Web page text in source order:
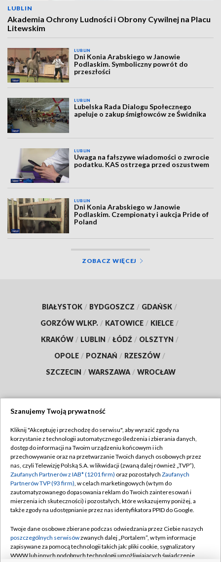
LUBLIN
Akademia Ochrony Ludności i Obrony Cywilnej na Placu
Litewskim
LUBLIN
Dni Konia Arabskiego w Janowie
Podlaskim. Symboliczny powrót do
przeszłości
LUBLIN
Lubelska Rada Dialogu Społecznego
apeluje o zakup śmigłowców ze Świdnika
LUBLIN
Uwaga na fałszywe wiadomości o zwrocie
podatku. KAS ostrzega przed oszustwem
LUBLIN
Dni Konia Arabskiego w Janowie
Podlaskim. Czempionaty i aukcja Pride of
Poland
ZOBACZ WIĘCEJ
BIAŁYSTOK / BYDGOSZCZ / GDAŃSK /
GORZÓW WLKP. / KATOWICE / KIELCE /
KRAKÓW / LUBLIN / ŁÓDŹ / OLSZTYN /
OPOLE / POZNAŃ / RZESZÓW /
SZCZECIN / WARSZAWA / WROCŁAW
TVP
Abonament TVP
Emisja w TVP
Centrum informacji TVP
Naziemna Telewizja Cyfrowa
Rada Programowa
System NOS
Regulamin TVP
Polityka prywatności
Moje zgody
Pomoc
Kontakt
Szanujemy Twoją prywatność
Kliknij "Akceptuję i przechodzę do serwisu", aby wyrazić zgody na
korzystanie z technologii automatycznego śledzenia i zbierania danych,
dostęp do informacji na Twoim urządzeniu końcowym i ich
przechowywanie oraz na przetwarzanie Twoich danych osobowych przez
nas, czyli Telewizję Polską S.A. w likwidacji (zwaną dalej również „TVP”),
Zaufanych Partnerów z IAB* (1201 firm) oraz pozostałych Zaufanych
Partnerów TVP (93 firm), w celach marketingowych (w tym do
zautomatyzowanego dopasowania reklam do Twoich zainteresowań i
mierzenia ich skuteczności) i pozostałych, które wskazujemy poniżej, a
także zgody na udostępnianie przez nas identyfikatora PPID do Google.
Twoje dane osobowe zbierane podczas odwiedzania przez Ciebie naszych
poszczególnych serwisówzwanych dalej „Portalem”, w tym informacje
zapisywane za pomocą technologii takich jak: pliki cookie, sygnalizatory
WWW lub innych podobnych technologii umożliwiających świadczenie